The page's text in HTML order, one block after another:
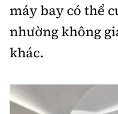
máy bay có thể
nhường không
khác.